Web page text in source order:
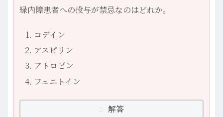
緑内障患者への投与が禁忌なのはどれか。
コデイン
アスピリン
アトロピン
フェニトイン
解答